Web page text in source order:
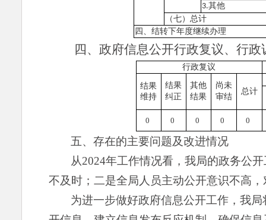
3.其他
（七）总计
四、结转下年度继续办理
四、政府信息公开行政复议、行政
行政复议
结果
维持
结果
纠正
其他
结果
尚未
审结
总计
0 0 0 0 0
五、存在的主要问题及改进情况
从2024年工作情况看，我局的政务公
不及时；二是全局人员主动公开意识不高
为进一步做好政府信息公开工作，我